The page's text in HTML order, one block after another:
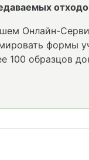
Онлайн-
формы
100 образцов